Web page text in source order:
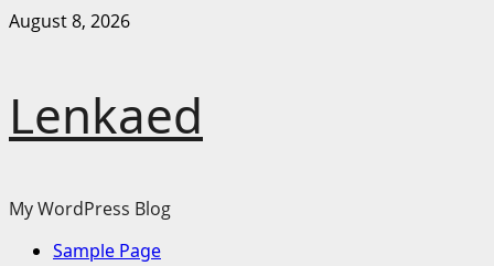
Skip
August 8, 2026
Lenkaed
My WordPress Blog
PrimarySample Page